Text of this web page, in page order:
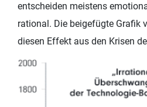
entscheiden meistens
rational. Die beigefügte Grafik
diesen Effekt aus den Krisen